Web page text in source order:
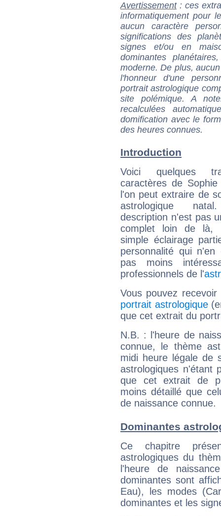
Avertissement: ces
informatiquement pour
aucun caractère
significations des
signes et/ou en
dominantes
moderne. De plus,
l'honneur d'une
portrait astrologique
site polémique. A
recalculées
domification avec le
des heures connues.
Introduction
Voici quelques
caractères de
l'on peut extraire de
astrologique
description n'est pas
complet loin de là,
simple éclairage
personnalité qui n'en
pas moins
professionnels de l'
Vous pouvez
portrait astrologique
que cet extrait du
N.B. : l'heure de
connue, le thème
midi heure légale de
astrologiques n'étant
que cet extrait de
moins détaillé que
de naissance connue.
Dominantes
Ce chapitre
astrologiques du
l'heure de
dominantes sont
Eau), les modes
dominantes et les